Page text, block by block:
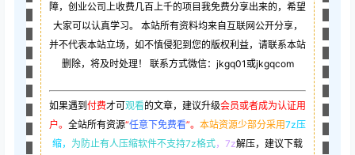
障，创业公司上收费几百上千的项目我免费分享出来的，希望
大家可以认真学习。 本站所有资料均来自互联网公开分享，
并不代表本站立场，如不慎侵犯到您的版权利益，请联系本站
删除，将及时处理！ 联系方式微信：jkgq01或jkgqcom
如果遇到 付费才可观看的文章，建议升级会员或者成为认证用
户。 全站所有资源“任意下免费看”。 本站资源少部分采用7z压
缩， 为防止有人压缩软件不支持7z格式，7z解压，建议下载